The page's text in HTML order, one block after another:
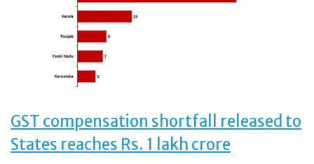
GST compensation shortfall released to
States reaches Rs. 1 lakh crore